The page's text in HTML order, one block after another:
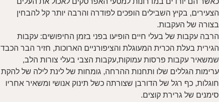
הצעירים, בקיץ השבילים הופכים לפודרה והרבה יותר קל להבחין
בצורה של העקבות.
הרבה עקבות של בעלי חיים הופיעו בפני בזמן החיפושים: עקבות
הגירית בעלת הכרית המעוגלת והציפורניים הארוכות, חזיר הבר הכבד
שמשאיר עקבות פרסות עמוקות,עקבות הצבי בעלי צורות הלב,
ערימות הגללים שלו ותחנות ההרחה, גומחות של לינת לילה של להקת
חוגלות, כף רגל של הדורבן שצורתה כשל תינוק אנושי ומשאיר אחריו
סימנים של גרירת קוצים.